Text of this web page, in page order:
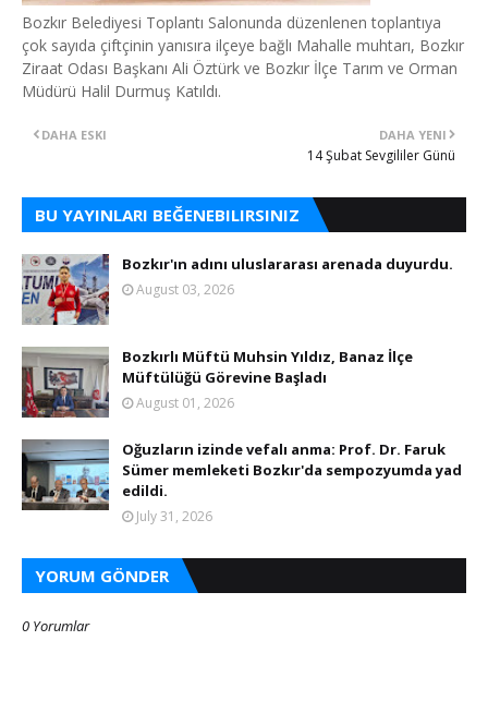
Bozkır Belediyesi Toplantı Salonunda düzenlenen toplantıya
çok sayıda çiftçinin yanısıra ilçeye bağlı Mahalle muhtarı, Bozkır
Ziraat Odası Başkanı Ali Öztürk ve Bozkır İlçe Tarım ve Orman
Müdürü Halil Durmuş Katıldı.
DAHA YENI
​14 Şubat Sevgililer Günü
DAHA ESKI
BU YAYINLARI BEĞENEBILIRSINIZ
Bozkır'ın adını uluslararası arenada duyurdu.
August 03, 2026
Bozkırlı Müftü Muhsin Yıldız, Banaz İlçe
Müftülüğü Görevine Başladı
August 01, 2026
Oğuzların izinde vefalı anma: Prof. Dr. Faruk
Sümer memleketi Bozkır'da sempozyumda yad
edildi.
July 31, 2026
YORUM GÖNDER
0 Yorumlar